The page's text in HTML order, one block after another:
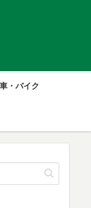
車・バイク